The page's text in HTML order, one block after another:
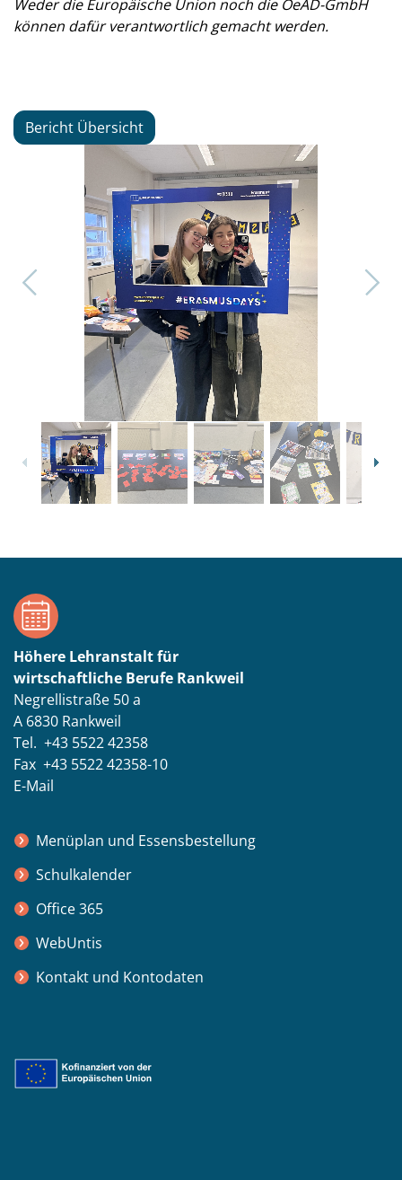
Weder die Europäische Union noch die OeAD-GmbH
können dafür verantwortlich gemacht werden.
Bericht Übersicht
Höhere Lehranstalt für
wirtschaftliche Berufe Rankweil
Negrellistraße 50 a
A 6830 Rankweil
Tel. +43 5522 42358
Fax +43 5522 42358-10
E-Mail
Menüplan und Essensbestellung
Schulkalender
Office 365
WebUntis
Kontakt und Kontodaten